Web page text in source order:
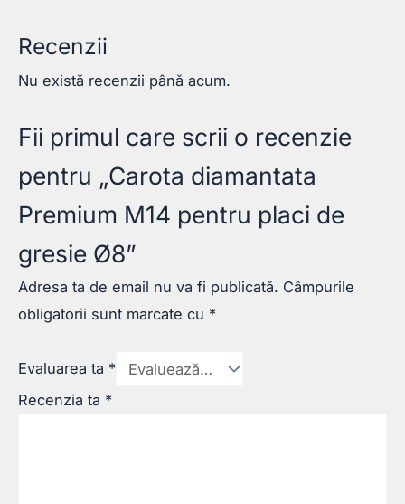
Recenzii
Nu există recenzii până acum.
Fii primul care scrii o recenzie
pentru „Carota diamantata
Premium M14 pentru placi de
gresie Ø8”
Adresa ta de email nu va fi publicată. Câmpurile
obligatorii sunt marcate cu *
Evaluarea ta *
Recenzia ta *